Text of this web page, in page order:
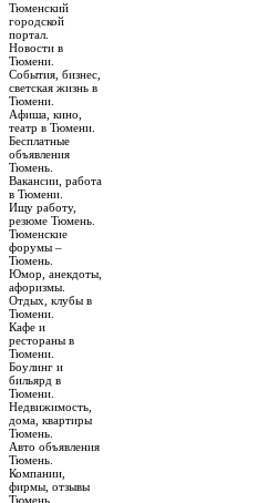
Тюменский
городской
портал.
Новости в
Тюмени.
События, бизнес,
светская жизнь в
Тюмени.
Афиша, кино,
театр в Тюмени.
Бесплатные
объявления
Тюмень.
Вакансии, работа
в Тюмени.
Ищу работу,
резюме Тюмень.
Тюменские
форумы –
Тюмень.
Юмор, анекдоты,
афоризмы.
Отдых, клубы в
Тюмени.
Кафе и
рестораны в
Тюмени.
Боулинг и
бильярд в
Тюмени.
Недвижимость,
дома, квартиры
Тюмень.
Авто объявления
Тюмень.
Компании,
фирмы, отзывы
Тюмень.